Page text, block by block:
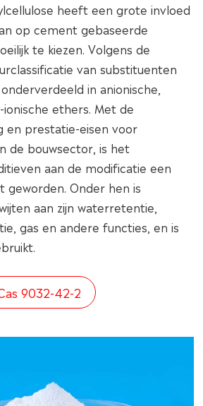
heeft een grote invloed
op cement gebaseerde
te kiezen. Volgens de
van substituenten
in anionische,
ethers. Met de
en prestatie-eisen voor
de bouwsector, is het
aan de modificatie een
geworden. Onder hen is
aan zijn waterretentie,
gas en andere functies, en is
9032-42-2